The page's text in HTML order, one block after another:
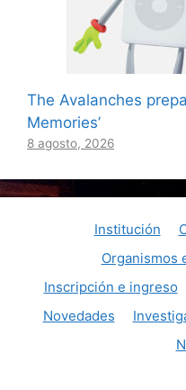
The Avalanches
Memories’
8 agosto, 2026
Institución
Organismos
Inscripción e ingreso
Novedades